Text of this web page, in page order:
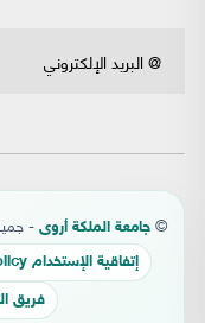
© جامعة الملكة أروى - جميع
إتفاقية الإستخدام Privacy Policy
فريق